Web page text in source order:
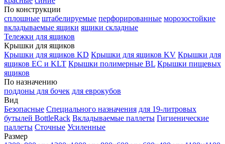
По конструкции
сплошные штабелируемые перфорированные морозостойкие
вкладываемые ящики ящики складные
Тележки для ящиков
Крышки для ящиков
Крышки для ящиков KD Крышки для ящиков KV Крышки для
ящиков EC и KLT Крышки полимерные BL Крышки пищевых
ящиков
По назначению
поддоны для бочек для еврокубов
Вид
Безопасные Специального назначения для 19-литровых
бутылей BottleRack Вкладываемые паллеты Гигиенические
паллеты Сточные Усиленные
Размер